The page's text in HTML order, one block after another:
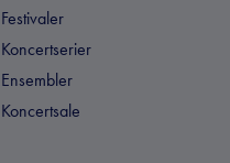
Festivaler
Koncertserier
Ensembler
Koncertsale